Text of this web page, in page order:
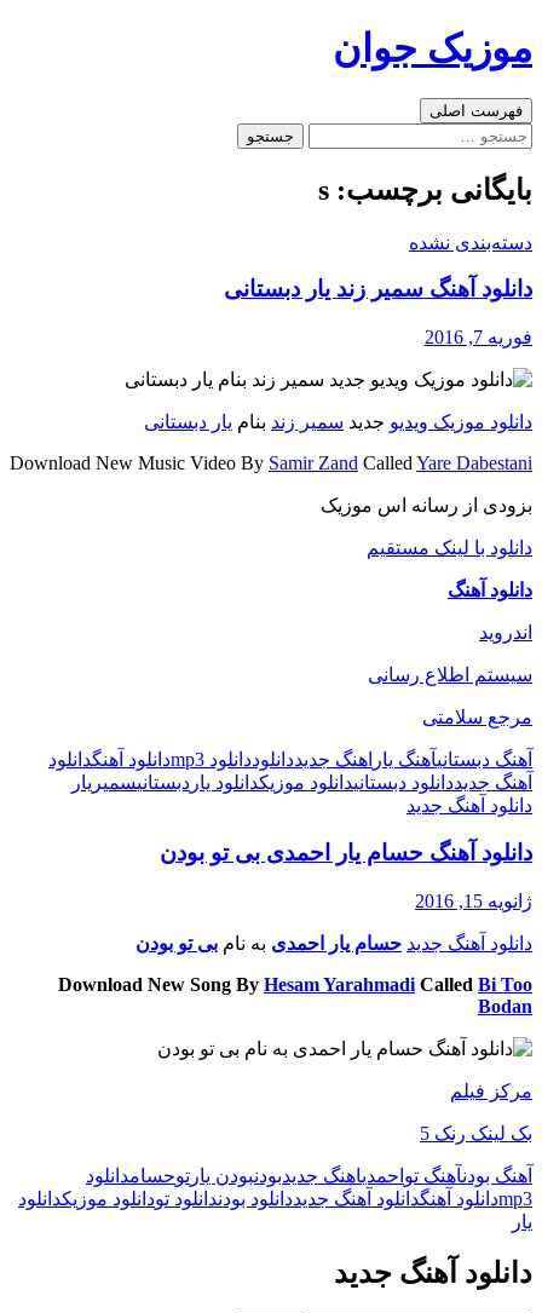
به
موزیک جوان
جست‌وجو
فهرست اصلی
جستجو
بایگانی برچسب: s
دسته‌بندی نشده
دانلود آهنگ سمیر زند یار دبستانی
فوریه 7, 2016
دانلود موزیک ویدیو جدید سمیر زند بنام یار دبستانی
Download New Music Video By Samir Zand Called Yare Dabestani
بزودی از رسانه اس موزیک
دانلود با لینک مستقیم
دانلود آهنگ
اندروید
سیستم اطلاع رسانی
مرجع سلامتی
آهنگ دبستانیآهنگ یار اهنگ جدیددانلوددانلود mp3 دانلود آهنگدانلود
آهنگ جدیددانلود دبستانیدانلود موزیکدانلود یار دبستانیسمیر یار
دانلود آهنگ جدید
دانلود آهنگ حسام یار احمدی بی تو بودن
ژانویه 15, 2016
دانلود آهنگ جدید حسام یار احمدی به نام بی تو بودن
Download New Song By Hesam Yarahmadi Called Bi Too
Bodan
مرکز فیلم
بک لینک رنک 5
آهنگ بودنآهنگ تو احمدیاهنگ جدیدبودنبودن یار توحسامدانلود
mp3دانلود آهنگدانلود آهنگ جدیددانلود بودندانلود تودانلود موزیکدانلود
یار
دانلود آهنگ جدید